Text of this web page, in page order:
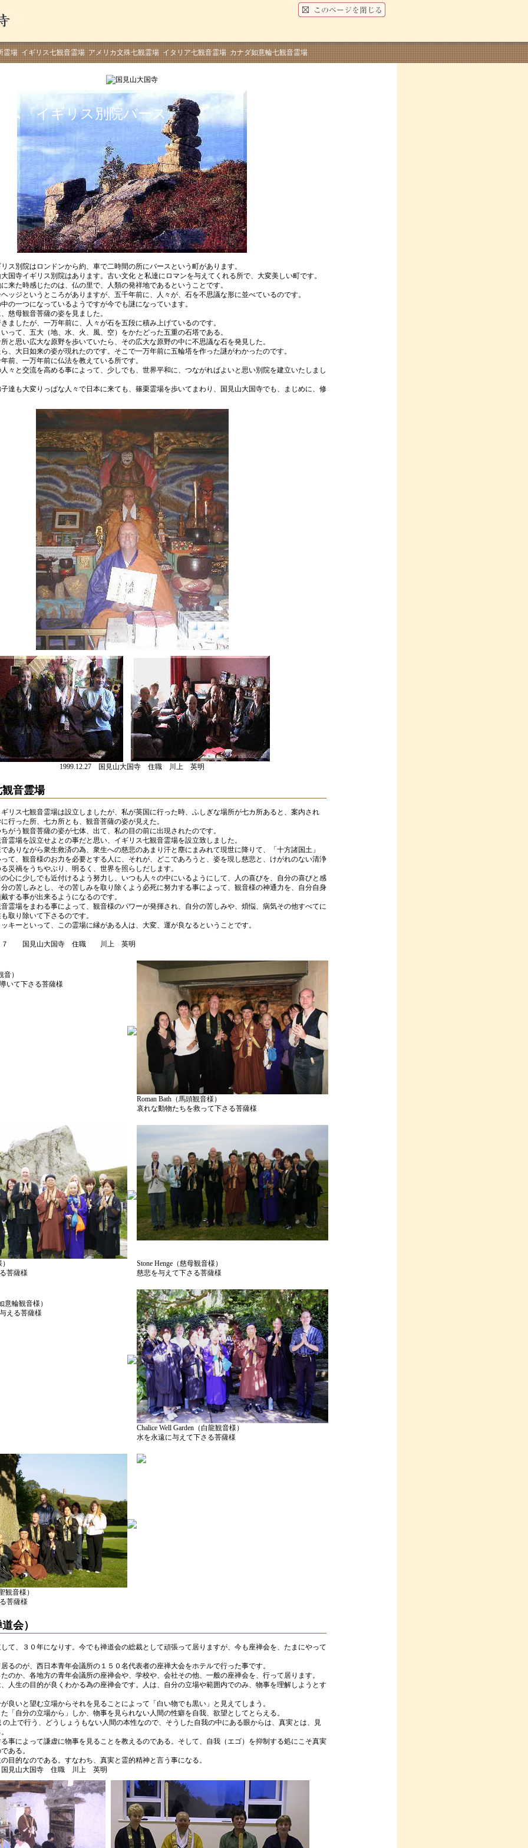
場 イギリス七観音霊場 アメリカ文殊七観霊場 イタリア七観音霊場 カナダ如意輪七観音霊場
ム『イギリス別院バース』
別院はロンドンから約、車で二時間の所にバースという町があります。
寺イギリス別院はあります。古い文化 と私達にロマンを与えてくれる所で、大変美しい町です。
た時感じたのは、仏の里で、人類の発祥地であるということです。
ジというところがありますが、五千年前に、人々が、石を不思議な形に並べているのです。
一つになっているようですが今でも謎になっています。
母観音菩薩の姿を見ました。
したが、一万年前に、人々が石を五段に積み上げているのです。
て、五大（地、水、火、風、空）をかたどった五重の石塔である。
思い広大な原野を歩いていたら、その広大な原野の中に不思議な石を発見した。
大日如来の姿が現れたのです。そこで一万年前に五輪塔を作った謎がわかったのです。
、一万年前に仏法を教えている所です。
と交流を高める事によって、少しでも、世界平和に、つながればよいと思い別院を建立いたしまし
も大変りっぱな人々で日本に来ても、篠栗霊場を歩いてまわり、国見山大国寺でも、まじめに、修
1999.12.27 国見山大国寺 住職 川上 英明
音霊場
ス七観音霊場は設立しましたが、私が英国に行った時、ふしぎな場所が七カ所あると、案内され
行った所、七カ所とも、観音菩薩の姿が見えた。
う観音菩薩の姿が七体、出て、私の目の前に出現されたのです。
場を設立せよとの事だと思い、イギリス七観音霊場を設立致しました。
りながら衆生救済の為、衆生への慈悲のあまり汗と塵にまみれて現世に降りて、「十方諸国土」
て、観音様のお力を必要とする人に、それが、どこであろうと、姿を現し慈悲と、けがれのない清浄
災禍をうちやぶり、明るく、世界を照らしだします。
に少しでも近付けるよう努力し、いつも人々の中にいるようにして、人の喜びを、自分の喜びと感
の苦しみとし、その苦しみを取り除くよう必死に努力する事によって、観音様の神通力を、自分自身
する事が出来るようになるのです。
場をまわる事によって、観音様のパワーが発揮され、自分の苦しみや、煩悩、病気その他すべてに
取り除いて下さるのです。
ーといって、この霊場に縁がある人は、大変、運が良なるということです。
２７ 国見山大国寺 住職 川上 英明
）
いて下さる菩薩様
Roman Bath（馬頭観音様）
哀れな動物たちを救って下さる菩薩様
菩薩様
Stone Henge（慈母観音様）
慈悲を与えて下さる菩薩様
意輪観音様）
える菩薩様
Chalice Well Garden（白龍観音様）
水を永遠に与えて下さる菩薩様
観音様）
菩薩様
会）
、３０年になりす。今でも禅道会の総裁として頑張って居りますが、今も座禅会を、たまにやって
のが、西日本青年会議所の１５０名代表者の座禅大会をホテルで行った事です。
か、各地方の青年会議所の座禅会や、学校や、会社その他、一般の座禅会を、行って居ります。
生の目的が良くわかる為の座禅会です。人は、自分の立場や範囲内でのみ、物事を理解しようとす
いと望む立場からそれを見ることによって「白い物でも黒い」と見えてしまう。
自分の立場から」しか、物事を見られない人間の性癖を自我、欲望としてとらえる。
上で行う、どうしょうもない人間の本性なので、そうした自我の中にある眼からは、真実とは、見
によって謙虚に物事を見ることを教えるのである。そして、自我（エゴ）を抑制する処にこそ真実
ある。
的なのである。すなわち、真実と霊的精神と言う事になる。
国見山大国寺 住職 川上 英明